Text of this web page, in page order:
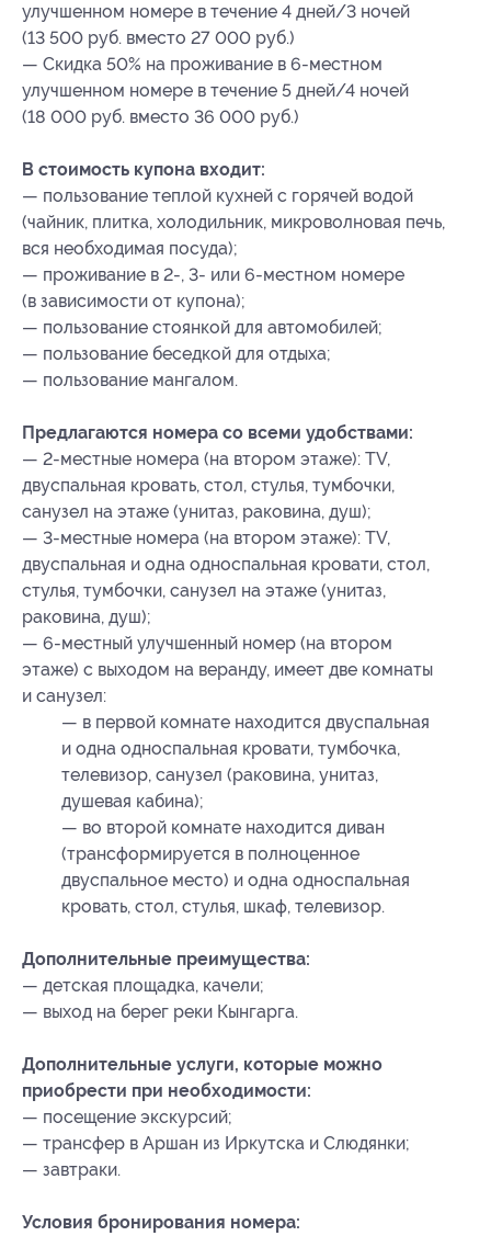
улучшенном номере в течение 4 дней/3 ночей
(13 500 руб. вместо 27 000 руб.)
— Скидка 50% на проживание в 6-местном
улучшенном номере в течение 5 дней/4 ночей
(18 000 руб. вместо 36 000 руб.)
В стоимость купона входит:
— пользование теплой кухней с горячей водой
(чайник, плитка, холодильник, микроволновая печь,
вся необходимая посуда);
— проживание в 2-, 3- или 6-местном номере
(в зависимости от купона);
— пользование стоянкой для автомобилей;
— пользование беседкой для отдыха;
— пользование мангалом.
Предлагаются номера со всеми удобствами:
— 2-местные номера (на втором этаже): TV,
двуспальная кровать, стол, стулья, тумбочки,
санузел на этаже (унитаз, раковина, душ);
— 3-местные номера (на втором этаже): TV,
двуспальная и одна односпальная кровати, стол,
стулья, тумбочки, санузел на этаже (унитаз,
раковина, душ);
— 6-местный улучшенный номер (на втором
этаже) с выходом на веранду, имеет две комнаты
и санузел:
— в первой комнате находится двуспальная
и одна односпальная кровати, тумбочка,
телевизор, санузел (раковина, унитаз,
душевая кабина);
— во второй комнате находится диван
(трансформируется в полноценное
двуспальное место) и одна односпальная
кровать, стол, стулья, шкаф, телевизор.
Дополнительные преимущества:
— детская площадка, качели;
— выход на берег реки Кынгарга.
Дополнительные услуги, которые можно
приобрести при необходимости:
— посещение экскурсий;
— трансфер в Аршан из Иркутска и Слюдянки;
— завтраки.
Условия бронирования номера: